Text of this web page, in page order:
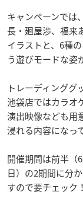
キャンペーンでは
長・廻屋渉、福来
イラストと、6種
う遊びモードな姿
トレーディンググ
池袋店ではカラオ
演出映像なども用
浸れる内容になっ
開催期間は前半（
日）の2期間に分
すので要チェック！